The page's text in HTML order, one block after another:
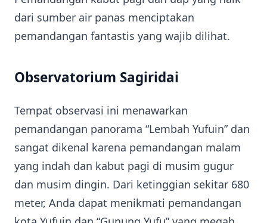
dari sumber air panas menciptakan
pemandangan fantastis yang wajib dilihat.
Observatorium Sagiridai
Tempat observasi ini menawarkan
pemandangan panorama “Lembah Yufuin” dan
sangat dikenal karena pemandangan malam
yang indah dan kabut pagi di musim gugur
dan musim dingin. Dari ketinggian sekitar 680
meter, Anda dapat menikmati pemandangan